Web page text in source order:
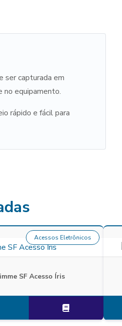
ser capturada em
no equipamento.
rápido e fácil para
SF Acesso Íris
Acessos Eletrônicos